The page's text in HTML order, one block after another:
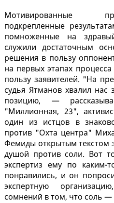
Мотивированные
подкрепленные
помноженные на
служили достаточным
решения в пользу
на первых этапах
пользу заявителей. "На
судья Ятманов хвалил нас
позицию, —
"Миллионная, 23",
один из истцов в
против "Охта центра"
Фемиды открытым текстом
душой против соли. Вот
экспертиз ему по каким-
понравились, и он
экспертную
сомнений в том, что соль —